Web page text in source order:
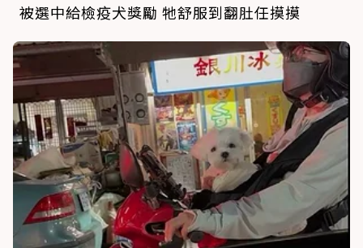
被選中給檢疫犬獎勵 牠舒服到翻肚任摸摸